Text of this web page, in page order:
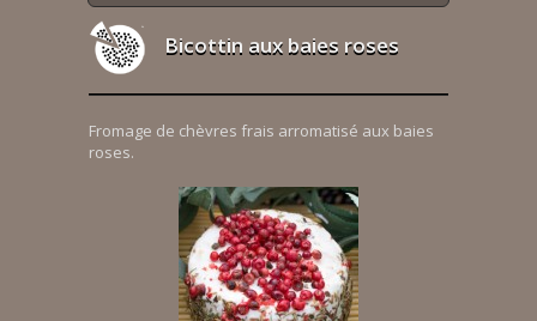
Bicottin aux baies roses
Fromage de chèvres frais arromatisé aux baies
roses.